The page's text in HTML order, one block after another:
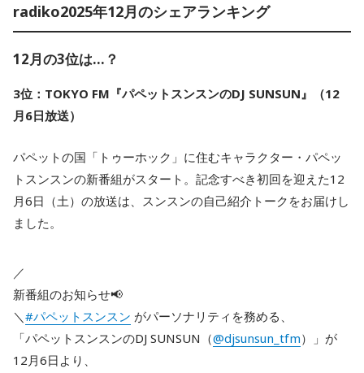
radiko2025年12月のシェアランキング
12月の3位は…？
3位：TOKYO FM『パペットスンスンのDJ SUNSUN』（12
月6日放送）
パペットの国「トゥーホック」に住むキャラクター・パペッ
トスンスンの新番組がスタート。記念すべき初回を迎えた12
月6日（土）の放送は、スンスンの自己紹介トークをお届けし
ました。
／
新番組のお知らせ📢
＼ #パペットスンスン がパーソナリティを務める、
「パペットスンスンのDJ SUNSUN（@djsunsun_tfm）」が
12月6日より、